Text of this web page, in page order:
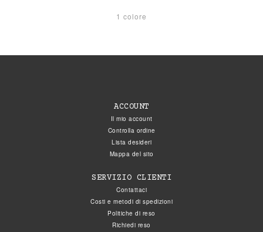
1 colore
ACCOUNT
Il mio account
Controlla ordine
Lista desideri
Mappa del sito
SERVIZIO CLIENTI
Contattaci
Costi e metodi di spedizioni
Politiche di reso
Richiedi reso